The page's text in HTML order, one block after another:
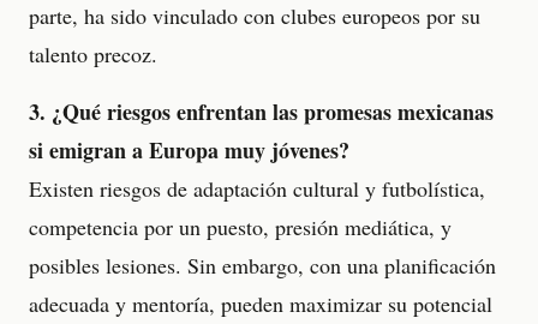
parte, ha sido vinculado con clubes europeos por su
talento precoz.
3. ¿Qué riesgos enfrentan las promesas mexicanas
si emigran a Europa muy jóvenes?
Existen riesgos de adaptación cultural y futbolística,
competencia por un puesto, presión mediática, y
posibles lesiones. Sin embargo, con una planificación
adecuada y mentoría, pueden maximizar su potencial